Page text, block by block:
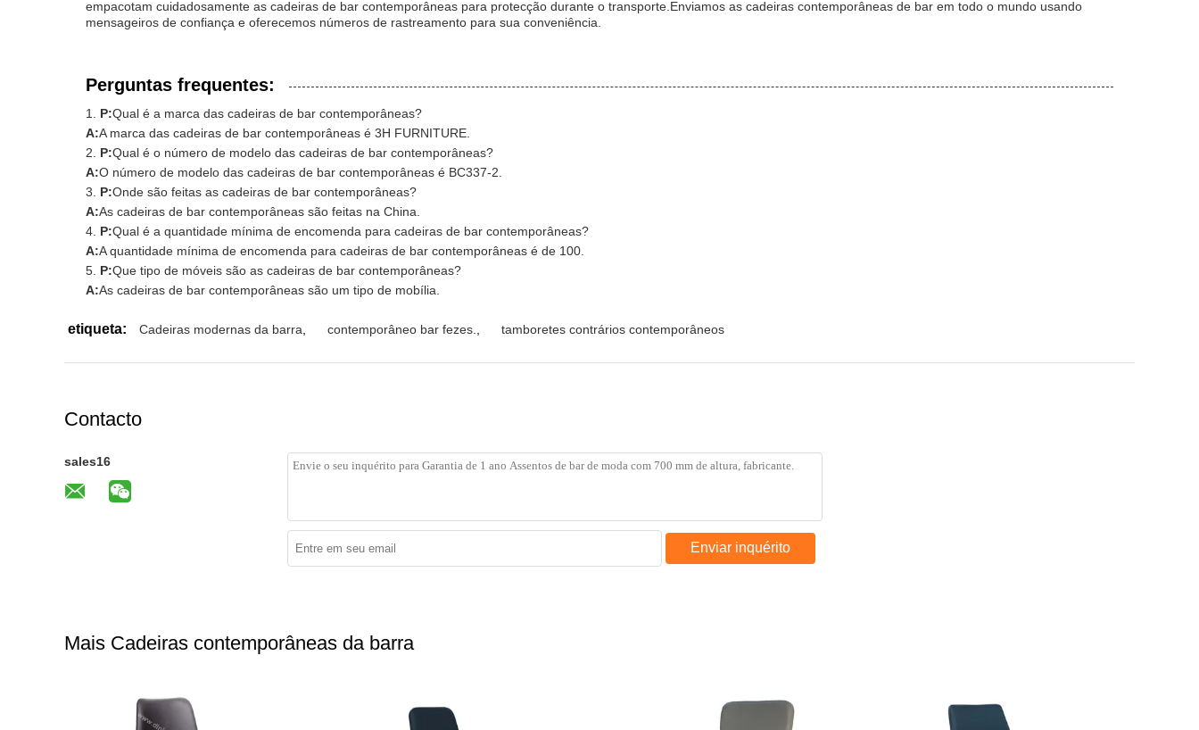
empacotam cuidadosamente as cadeiras de bar contemporâneas para protecção durante o transporte.Enviamos as cadeiras contemporâneas de bar em todo o mundo usando
mensageiros de confiança e oferecemos números de rastreamento para sua conveniência.
Perguntas frequentes:
P:Qual é a marca das cadeiras de bar contemporâneas?
A:A marca das cadeiras de bar contemporâneas é 3H FURNITURE.
P:Qual é o número de modelo das cadeiras de bar contemporâneas?
A:O número de modelo das cadeiras de bar contemporâneas é BC337-2.
P:Onde são feitas as cadeiras de bar contemporâneas?
A:As cadeiras de bar contemporâneas são feitas na China.
P:Qual é a quantidade mínima de encomenda para cadeiras de bar contemporâneas?
A:A quantidade mínima de encomenda para cadeiras de bar contemporâneas é de 100.
P:Que tipo de móveis são as cadeiras de bar contemporâneas?
A:As cadeiras de bar contemporâneas são um tipo de mobília.
etiqueta: Cadeiras modernas da barra contemporâneo bar fezes. tamboretes contrários contemporâneos
Contacto
sales16
Enviar inquérito
Mais Cadeiras contemporâneas da barra